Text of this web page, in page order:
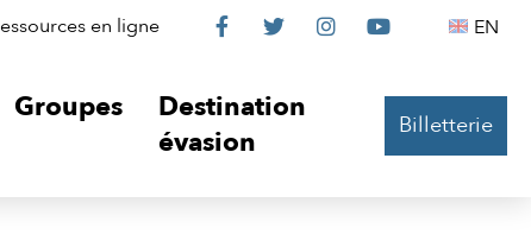
en ligne
Le
sur

Le

Le

Le
 EN
Groupes
Destination
évasion
Billetterie